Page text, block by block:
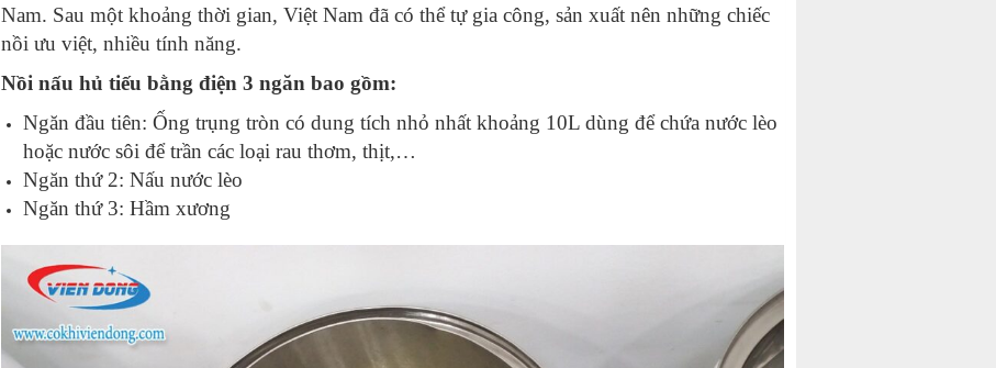
Nam. Sau một khoảng thời gian, Việt Nam đã có thể tự gia công, sản xuất nên những chiếc
nồi ưu việt, nhiều tính năng.
Nồi nấu hủ tiếu bằng điện 3 ngăn bao gồm:
Ngăn đầu tiên: Ống trụng tròn có dung tích nhỏ nhất khoảng 10L dùng để chứa nước lèo
hoặc nước sôi để trần các loại rau thơm, thịt,…
Ngăn thứ 2: Nấu nước lèo
Ngăn thứ 3: Hầm xương